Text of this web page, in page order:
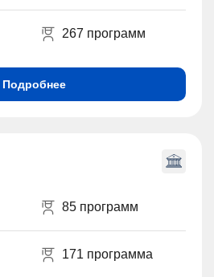
267 программ
Подробнее
85 программ
171 программа